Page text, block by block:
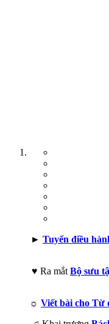
► Tuyển điều
♥ Ra mắt Bộ sưu
☼ Viết bài cho Từ